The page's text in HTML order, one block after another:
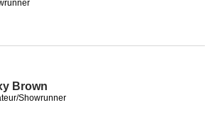
Brown
Showrunner